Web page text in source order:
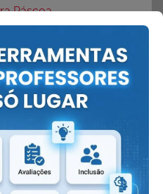
Páscoa
dia de aula?